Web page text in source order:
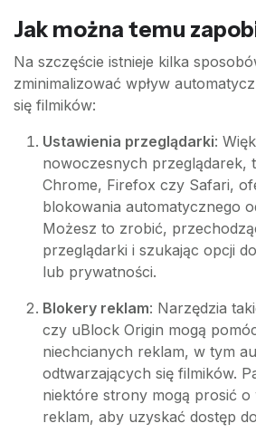
Jak można temu
Na szczęście istnieje kilka
zminimalizować wpływ
się filmików:
Ustawienia przeglądarki:
nowoczesnych przeglądarek,
Chrome, Firefox czy Safari,
blokowania automatycznego
Możesz to zrobić,
przeglądarki i szukając opcji
lub prywatności.
Blokery reklam: Narzędzia
czy uBlock Origin mogą
niechcianych reklam, w tym
odtwarzających się filmików.
niektóre strony mogą prosić o
reklam, aby uzyskać dostęp